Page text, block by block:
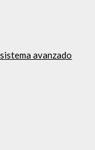
avanzado